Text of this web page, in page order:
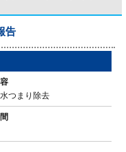
告
つまり除去